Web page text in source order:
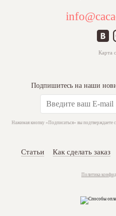
Карта
Подпишитесь на наши
Нажимая кнопку «Подписаться» вы подтверждаете
Статьи Как сделать заказ
Политика